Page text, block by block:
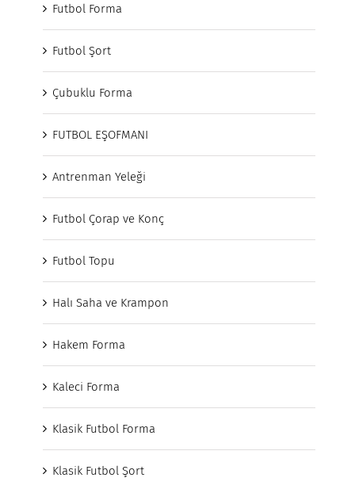
Futbol Forma
Futbol Şort
Çubuklu Forma
FUTBOL EŞOFMANI
Antrenman Yeleği
Futbol Çorap ve Konç
Futbol Topu
Halı Saha ve Krampon
Hakem Forma
Kaleci Forma
Klasik Futbol Forma
Klasik Futbol Şort